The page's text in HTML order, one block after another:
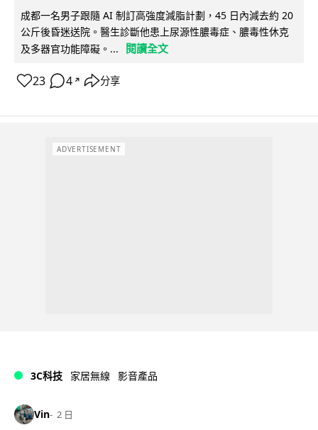
成都一名男子跟隨 AI 制訂高強度減脂計劃，45 日內減去約 20
公斤後昏迷送院。醫生診斷他患上尿源性膿毒症、膿毒性休克
及多器官功能障礙。...
閱讀全文
23 4 ↗ 分享
ADVERTISEMENT
3C科技 家居無線 影音產品
Vin 2 日